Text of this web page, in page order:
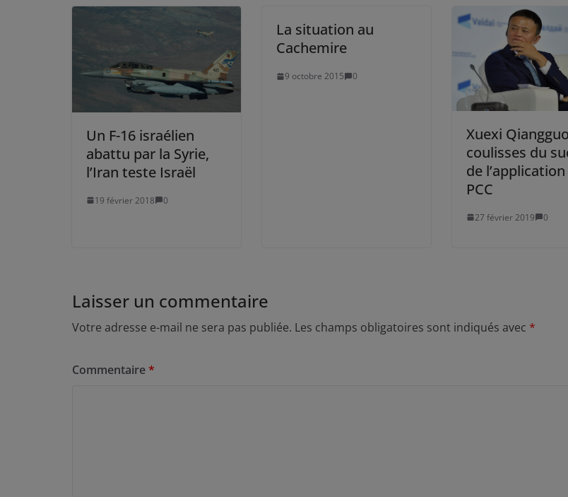
Un F-16 israélien
abattu par la Syrie,
l’Iran teste Israël
19 février 2018 0
La situation au
Cachemire
9 octobre 2015 0
Xuexi
coulisses du
de
PCC
27 février 2019 0
Laisser un commentaire
Votre adresse e-mail ne sera pas publiée. Les champs obligatoires sont indiqués avec *
Commentaire*